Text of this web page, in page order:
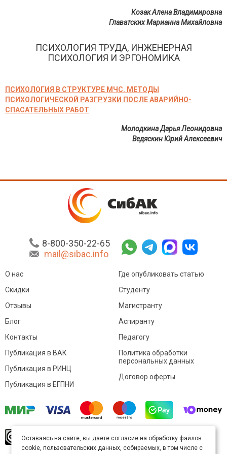
Козак Алена Владимировна
Главатских Марианна Михайловна
ПСИХОЛОГИЯ ТРУДА, ИНЖЕНЕРНАЯ
ПСИХОЛОГИЯ И ЭРГОНОМИКА
ПСИХОЛОГИЯ В СТРУКТУРЕ МЧС. МЕТОДЫ
ПСИХОЛОГИЧЕСКОЙ РАЗГРУЗКИ ПОСЛЕ АВАРИЙНО-
СПАСАТЕЛЬНЫХ РАБОТ
Молодкина Дарья Леонидовна
Ведяскин Юрий Алексеевич
8-800-350-22-65
mail@sibac.info
О нас
Скидки
Отзывы
Блог
Контакты
Где опубликовать статью
Студенту
Магистранту
Аспиранту
Педагогу
Публикация в ВАК
Публикация в РИНЦ
Публикация в ЕГПНИ
Политика обработки
персональных данных
Договор оферты
произведение доступно полицензии Creative
Commons «Attribution» («Атрибуция») 4.0
Оставаясь на сайте, вы даете согласие на обработку файлов
cookie, пользовательских данных, собираемых, в том числе с